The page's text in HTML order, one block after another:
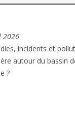
2026
incidents et
autour du bassin
?